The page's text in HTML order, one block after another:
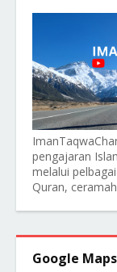
pengajaran
melalui
Quran,
Google